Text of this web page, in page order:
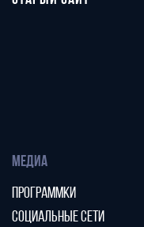
МЕДИА
ПРОГРАММКИ
СОЦИАЛЬНЫЕ СЕТИ